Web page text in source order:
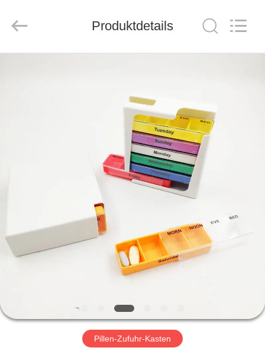
WERKSBESICHTIGUNG
QUALITÄTSKONTROLLE
MIT
UNS
Ltd..
Produktdetails
Pillen-Zufuhr-Kasten